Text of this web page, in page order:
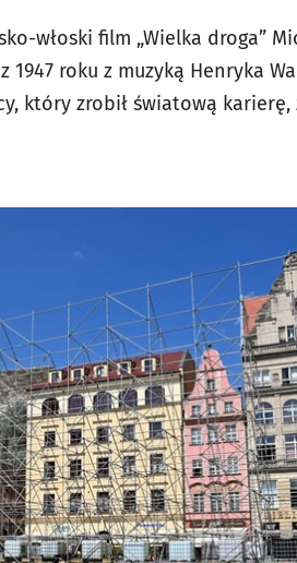
włoski film „Wielka droga”
roku z muzyką Henryka
który zrobił światową